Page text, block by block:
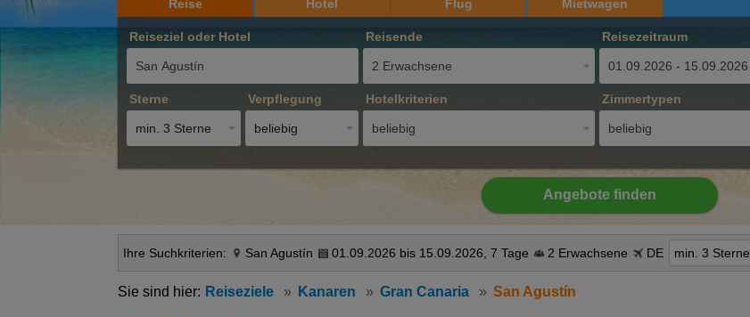
Reise Hotel Flug Mietwagen
Reiseziel oder Hotel Reisende
2 Erwachsene
Reisezeitraum
Sterne
min. 3 Sterne
Verpflegung
beliebig
Hotelkriterien
beliebig
Zimmertypen
beliebig
Angebote finden
Ihre Suchkriterien: San Agustín 01.09.2026 bis 15.09.2026, 7 Tage 2 Erwachsene DE min. 3 Sterne
Reiseziele Kanaren Gran Canaria San Agustín